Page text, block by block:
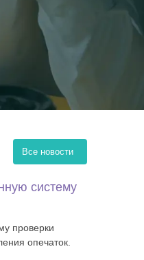
Все новости
систему
проверки
опечаток.